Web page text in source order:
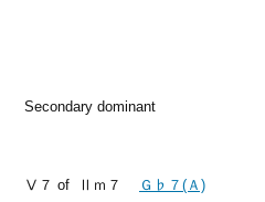
Secondary dominant
Ⅴ７ of Ⅱｍ７ Ｇ♭７(Ａ)